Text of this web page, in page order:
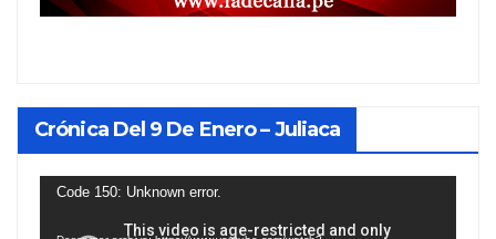
Crónica Del 9 De Enero – Juliaca
Reproductor
Code 150: Unknown error.